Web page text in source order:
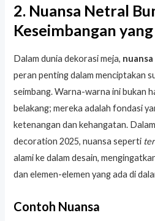
2. Nuansa Netral
Keseimbangan
Dalam dunia dekorasi meja,
peran penting dalam menciptakan
seimbang. Warna-warna ini bukan
belakang; mereka adalah fondasi
ketenangan dan kehangatan.
decoration 2025, nuansa seperti
alami ke dalam desain,
dan elemen-elemen yang ada di
Contoh Nuansa